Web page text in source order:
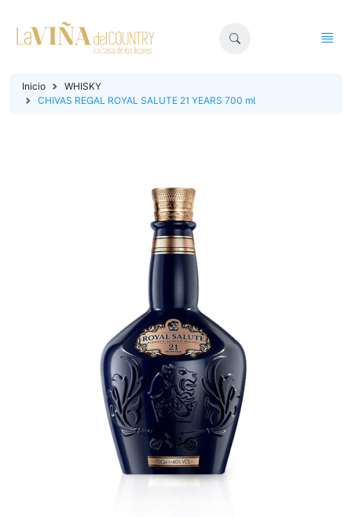
Inicio
WHISKY
CHIVAS REGAL ROYAL SALUTE 21 YEARS 700 ml